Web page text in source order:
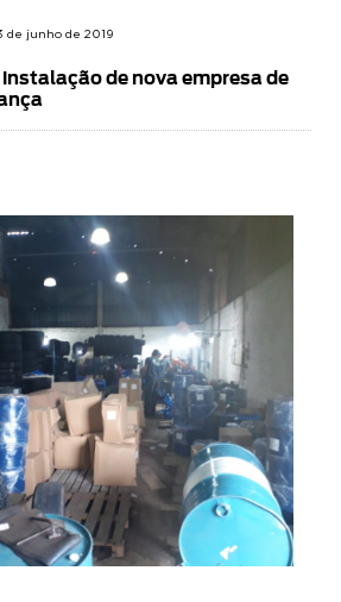
de junho de 2019
de nova empresa de